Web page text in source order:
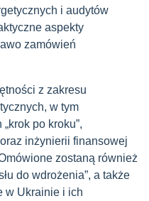
i audytów
aspekty
zamówień
z zakresu
w tym
po kroku”,
inżynierii finansowej
zostaną również
do wdrożenia”, a także
w Ukrainie i ich